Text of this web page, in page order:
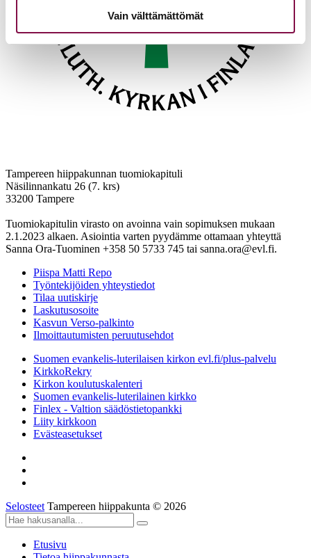
Vain välttämättömät
Tampereen hiippakunnan tuomiokapituli
Näsilinnankatu 26 (7. krs)
33200 Tampere
Tuomiokapitulin virasto on avoinna vain sopimuksen mukaan
2.1.2023 alkaen. Asiointia varten pyydämme ottamaan yhteyttä
Sanna Ora-Tuominen +358 50 5733 745 tai sanna.ora@evl.fi.
Piispa Matti Repo
Työntekijöiden yhteystiedot
Tilaa uutiskirje
Laskutusosoite
Kasvun Verso-palkinto
Ilmoittautumisten peruutusehdot
Suomen evankelis-luterilaisen kirkon evl.fi/plus-palvelu
KirkkoRekry
Kirkon koulutuskalenteri
Suomen evankelis-luterilainen kirkko
Finlex - Valtion säädöstietopankki
Liity kirkkoon
Evästeasetukset
Selosteet Tampereen hiippakunta © 2026
Etusivu